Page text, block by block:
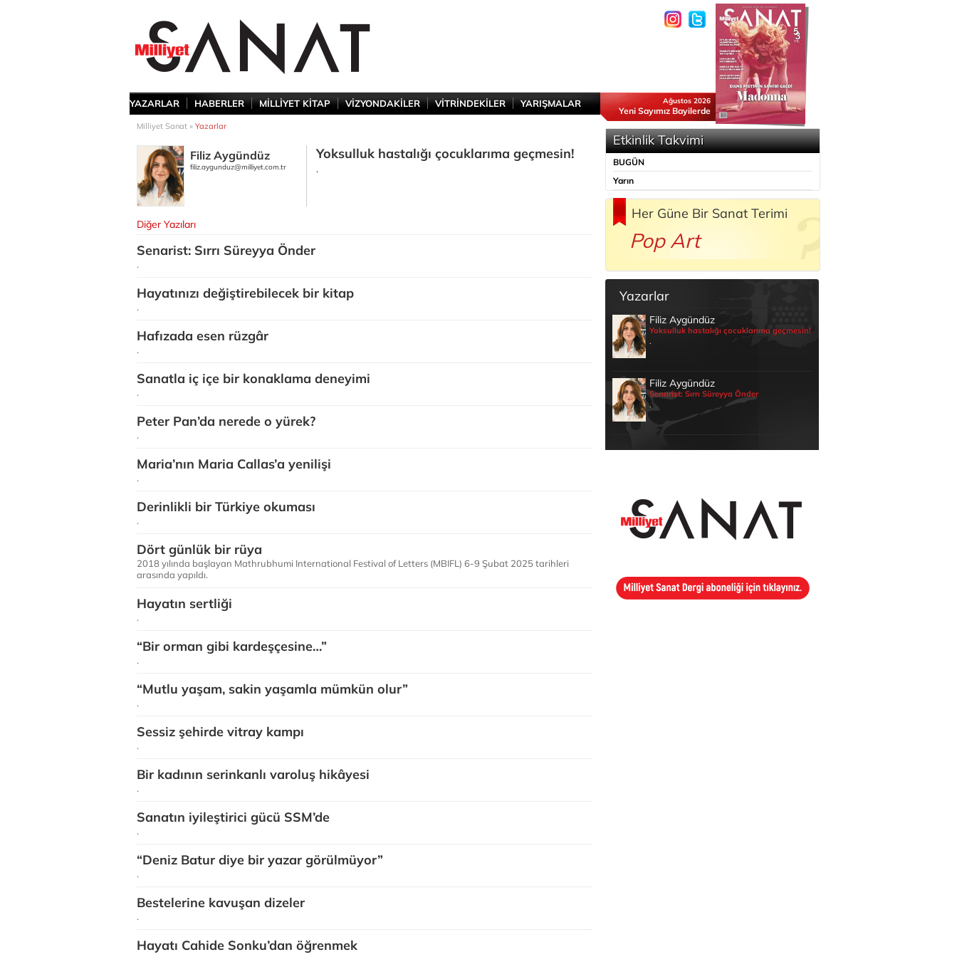
YAZARLAR HABERLER MİLLİYET KİTAP VİZYONDAKİLER VİTRİNDEKİLER YARIŞMALAR Ağustos 2026
Yeni Sayımız Bayilerde
Milliyet Sanat » Yazarlar
Filiz Aygündüz
filiz.aygunduz@milliyet.com.tr
Yoksulluk hastalığı çocuklarıma geçmesin!
.
Diğer Yazıları
Senarist: Sırrı Süreyya Önder
.
Hayatınızı değiştirebilecek bir kitap
.
Hafızada esen rüzgâr
.
Sanatla iç içe bir konaklama deneyimi
.
Peter Pan’da nerede o yürek?
.
Maria’nın Maria Callas’a yenilişi
.
Derinlikli bir Türkiye okuması
.
Dört günlük bir rüya
2018 yılında başlayan Mathrubhumi International Festival of Letters (MBIFL) 6-9 Şubat 2025 tarihleri
arasında yapıldı.
Hayatın sertliği
.
“Bir orman gibi kardeşçesine…”
.
“Mutlu yaşam, sakin yaşamla mümkün olur”
.
Sessiz şehirde vitray kampı
.
Bir kadının serinkanlı varoluş hikâyesi
.
Sanatın iyileştirici gücü SSM’de
.
“Deniz Batur diye bir yazar görülmüyor”
.
Bestelerine kavuşan dizeler
.
Hayatı Cahide Sonku’dan öğrenmek
Etkinlik Takvimi
BUGÜN
Yarın
Her Güne Bir Sanat Terimi
Pop Art
Yazarlar
Filiz Aygündüz
Yoksulluk hastalığı çocuklarıma geçmesin!
.
Filiz Aygündüz
Senarist: Sırrı Süreyya Önder
.